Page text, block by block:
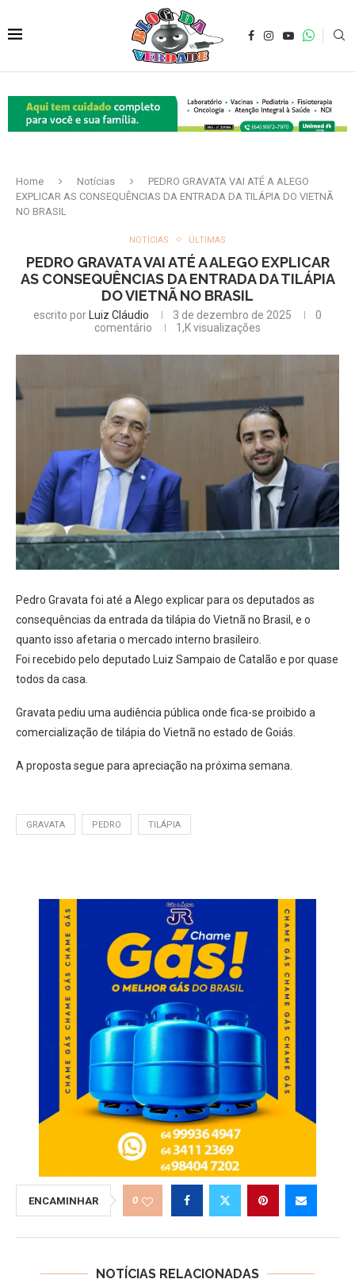
Home Notícias
PEDRO GRAVATA VAI ATÉ A ALEGO
EXPLICAR AS CONSEQUÊNCIAS DA ENTRADA DA TILÁPIA DO VIETNÃ
NO BRASIL
NOTÍCIAS ÚLTIMAS
PEDRO GRAVATA VAI ATÉ A ALEGO EXPLICAR
AS CONSEQUÊNCIAS DA ENTRADA DA TILÁPIA
DO VIETNÃ NO BRASIL
escrito por Luiz Cláudio 3 de dezembro de 2025
0
comentário
1,Kvisualizações
Pedro Gravata foi até a Alego explicar para os deputados as
consequências da entrada da tilápia do Vietnã no Brasil, e o
quanto isso afetaria o mercado interno brasileiro.
Foi recebido pelo deputado Luiz Sampaio de Catalão e por quase
todos da casa.
Gravata pediu uma audiência pública onde fica-se proibido a
comercialização de tilápia do Vietnã no estado de Goiás.
A proposta segue para apreciação na próxima semana.
GRAVATA PEDRO TILÁPIA
ENCAMINHAR 0
NOTÍCIAS RELACIONADAS